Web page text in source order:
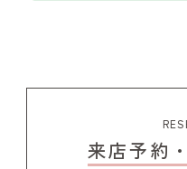
来店予約